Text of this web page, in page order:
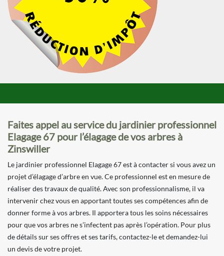
Faites appel au service du jardinier professionnel
Elagage 67 pour l’élagage de vos arbres à
Zinswiller
Le jardinier professionnel Elagage 67 est à contacter si vous avez un
projet d’élagage d’arbre en vue. Ce professionnel est en mesure de
réaliser des travaux de qualité. Avec son professionnalisme, il va
intervenir chez vous en apportant toutes ses compétences afin de
donner forme à vos arbres. Il apportera tous les soins nécessaires
pour que vos arbres ne s’infectent pas après l’opération. Pour plus
de détails sur ses offres et ses tarifs, contactez-le et demandez-lui
un devis de votre projet.